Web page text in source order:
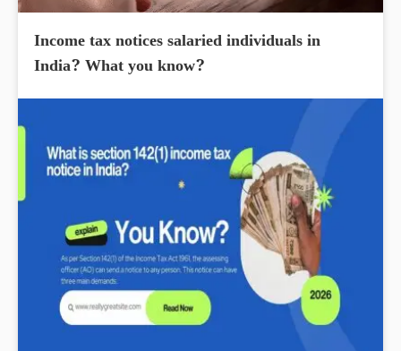
Income tax notices salaried individuals in
India? What you know?